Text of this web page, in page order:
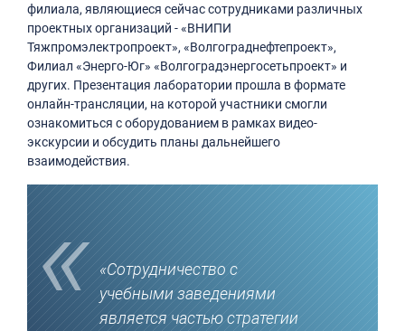
филиала, являющиеся сейчас сотрудниками различных
проектных организаций - «ВНИПИ
Тяжпромэлектропроект», «Волгограднефтепроект»,
Филиал «Энерго-Юг» «Волгоградэнергосетьпроект» и
других. Презентация лаборатории прошла в формате
онлайн-трансляции, на которой участники смогли
ознакомиться с оборудованием в рамках видео-
экскурсии и обсудить планы дальнейшего
взаимодействия.
«Сотрудничество с
учебными заведениями
является частью стратегии